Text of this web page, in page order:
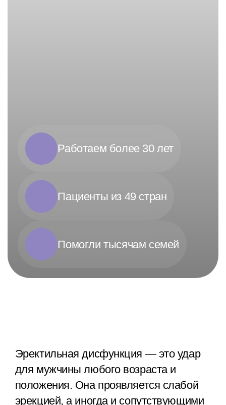
Работаем более 30 лет
Пациенты из 49 стран
Помогли тысячам семей
Эректильная дисфункция — это удар
для мужчины любого возраста и
положения. Она проявляется слабой
эрекцией, а иногда и сопутствующими